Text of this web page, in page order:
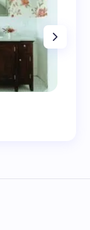
May 16,
2025